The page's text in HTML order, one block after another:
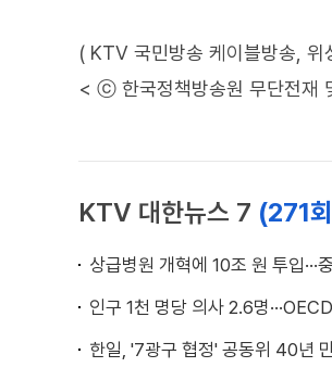
( KTV 국민방송 케이블방송, 위
< ⓒ 한국정책방송원 무단전재
KTV 대한뉴스 7 (271
상급병원 개혁에 10조 원 투입
인구 1천 명당 의사 2.6명
한일, '7광구 협정' 공동위 40년